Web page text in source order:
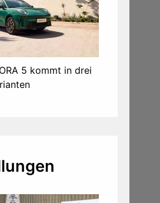
5 kommt in drei